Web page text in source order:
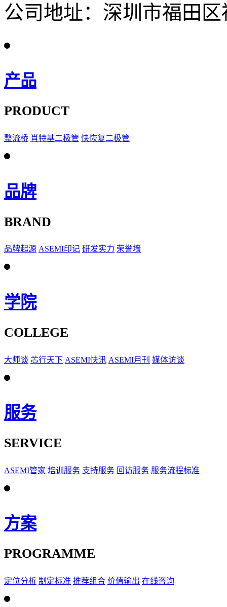
公司地址：深圳市福田
产品
PRODUCT
整流桥 肖特基二极管 快恢复二极管
品牌
BRAND
品牌起源 ASEMI印记 研发实力 荣誉墙
学院
COLLEGE
大师谈 芯行天下 ASEMI快讯 ASEMI月刊 媒体访谈
服务
SERVICE
ASEMI管家 培训服务 支持服务 回访服务 服务流程标准
方案
PROGRAMME
定位分析 制定标准 推荐组合 价值输出 在线咨询